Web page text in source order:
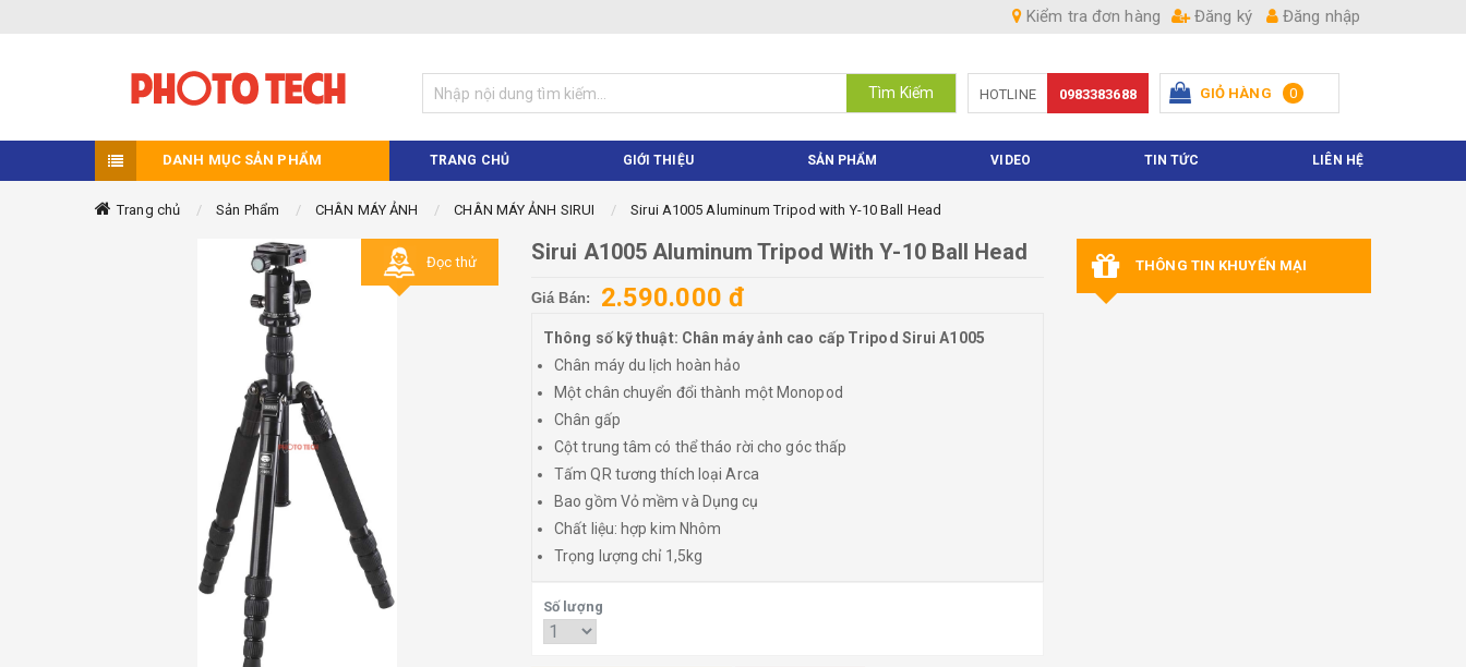
Đăng ký Đăng nhập
Kiểm tra đơn hàng
Tìm Kiếm HOTLINE 0983383688 GIỎ HÀNG 0
DANH MỤC SẢN PHẨM TRANG CHỦ GIỚI THIỆU SẢN PHẨM VIDEO TIN TỨC LIÊN HỆ
Trang chủ Sản Phẩm CHÂN MÁY ẢNH CHÂN MÁY ẢNH SIRUI Sirui A1005 Aluminum Tripod with Y-10 Ball Head
Đọc thử Sirui A1005 Aluminum Tripod With Y-10 Ball Head
Giá Bán: 2.590.000 đ
Thông số kỹ thuật: Chân máy ảnh cao cấp Tripod Sirui A1005
Chân máy du lịch hoàn hảo
Một chân chuyển đổi thành một Monopod
Chân gấp
Cột trung tâm có thể tháo rời cho góc thấp
Tấm QR tương thích loại Arca
Bao gồm Vỏ mềm và Dụng cụ
Chất liệu: hợp kim Nhôm
Trọng lượng chỉ 1,5kg
Số lượng
THÔNG TIN KHUYẾN MẠI